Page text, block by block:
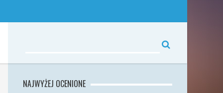
NAJWYŻEJ OCENIONE